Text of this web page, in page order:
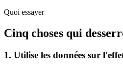
Quoi essayer
Cinq choses qui
1. Utilise les données sur